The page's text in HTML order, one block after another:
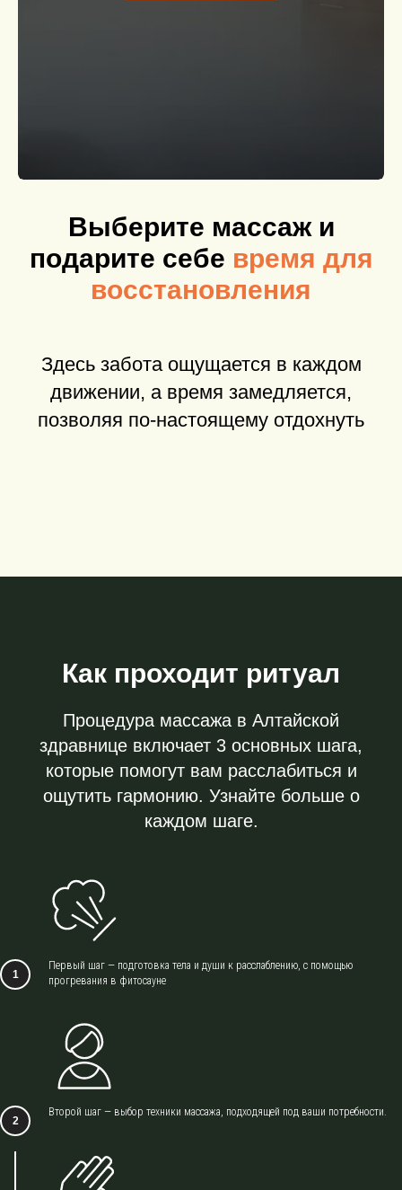
Выберите массаж и
подарите себе время для
восстановления
Здесь забота ощущается в каждом
движении, а время замедляется,
позволяя по-настоящему отдохнуть
Как проходит ритуал
Процедура массажа в Алтайской
здравнице включает 3 основных шага,
которые помогут вам расслабиться и
ощутить гармонию. Узнайте больше о
каждом шаге.
Первый шаг — подготовка тела и души к расслаблению, с помощью
прогревания в фитосауне
Второй шаг — выбор техники массажа, подходящей под ваши потребности.